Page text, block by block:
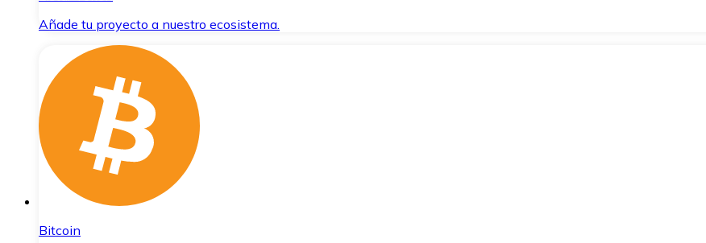
Añade tu proyecto a nuestro ecosistema.
Bitcoin